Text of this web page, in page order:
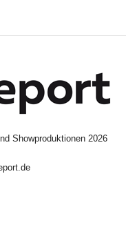
Showproduktionen 2026